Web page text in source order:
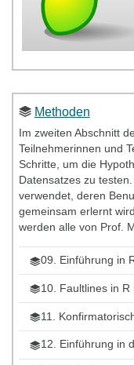
Methoden
Im zweiten Abschnitt
Teilnehmerinnen und
Schritte, um die
Datensatzes zu
verwendet, deren
gemeinsam erlernt
werden alle von Prof.
09. Einführung in
10. Faultlines in R
11.
12. Einführung in